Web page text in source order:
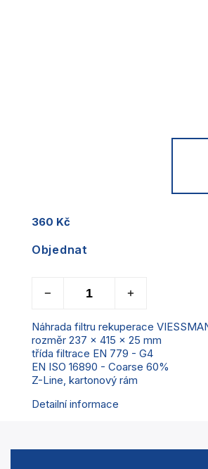
360 Kč
Objednat
Náhrada filtru rekuperace
rozměr 237 x 415 x 25 mm
třída filtrace EN 779 - G4
EN ISO 16890 - Coarse 60%
Z-Line, kartonový rám
Detailní informace